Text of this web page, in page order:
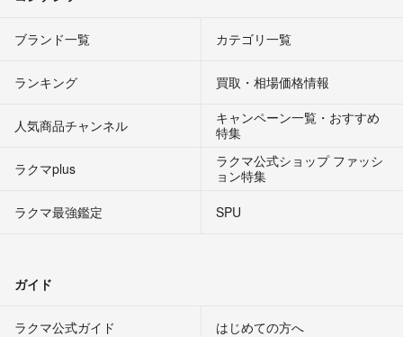
ブランド一覧 カテゴリ一覧
ランキング 買取・相場価格情報
人気商品チャンネル
キャンペーン一覧・おすすめ
特集
ラクマplus
ラクマ公式ショップ ファッシ
ョン特集
ラクマ最強鑑定
SPU
ガイド
ラクマ公式ガイド はじめての方へ